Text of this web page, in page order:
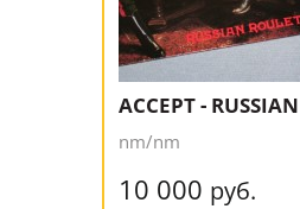
ACCEPT -
nm/nm
10 000 руб.